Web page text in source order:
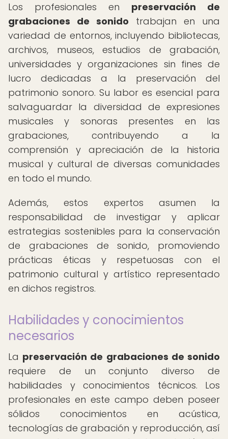
Los profesionales en preservación de
grabaciones de sonido trabajan en una
variedad de entornos, incluyendo bibliotecas,
archivos, museos, estudios de grabación,
universidades y organizaciones sin fines de
lucro dedicadas a la preservación del
patrimonio sonoro. Su labor es esencial para
salvaguardar la diversidad de expresiones
musicales y sonoras presentes en las
grabaciones, contribuyendo a la
comprensión y apreciación de la historia
musical y cultural de diversas comunidades
en todo el mundo.
Además, estos expertos asumen la
responsabilidad de investigar y aplicar
estrategias sostenibles para la conservación
de grabaciones de sonido, promoviendo
prácticas éticas y respetuosas con el
patrimonio cultural y artístico representado
en dichos registros.
Habilidades y conocimientos
necesarios
La preservación de grabaciones de sonido
requiere de un conjunto diverso de
habilidades y conocimientos técnicos. Los
profesionales en este campo deben poseer
sólidos conocimientos en acústica,
tecnologías de grabación y reproducción, así